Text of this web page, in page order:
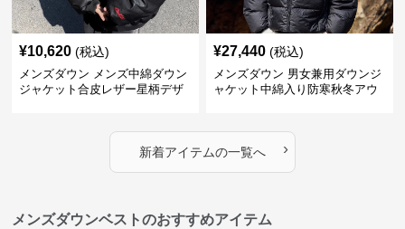
¥10,620 (税込)
メンズダウン メンズ中綿ダウン
ジャケット合皮レザー星柄デザ
¥27,440 (税込)
メンズダウン 男女兼用ダウンジ
ャケット中綿入り防寒秋冬アウ
新着アイテムの一覧へ ›
メンズダウンベストのおすすめアイテム